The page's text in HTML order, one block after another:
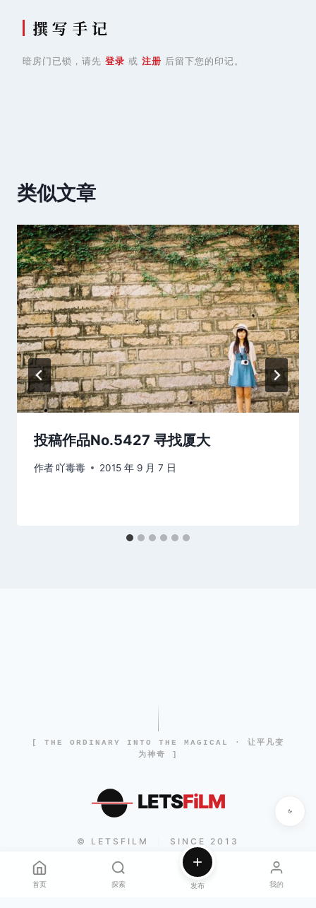
撰 写 手 记
暗房门已锁，请先 登录 或 注册 后留下您的印记。
类似文章
投稿作品No.5427 寻找厦大
作者 吖毒毒 2015 年 9 月 7 日
[ THE ORDINARY INTO THE MAGICAL · 让平凡变
为神奇 ]
LETSFiLM
© LETSFILM SINCE 2013
首页 探索 发布 我的